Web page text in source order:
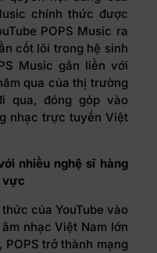
chính thức được
POPS Music ra
cốt lõi trong hệ sinh
Music gắn liền với
qua của thị trường
qua, đóng góp vào
nhạc trực tuyến Việt
nhiều nghệ sĩ hàng
vực
của YouTube vào
nhạc Việt Nam lớn
POPS trở thành mạng